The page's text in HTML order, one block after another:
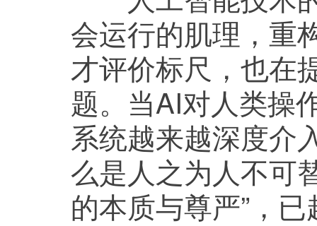
会运行的肌理，重
才评价标尺，也在
题。当AI对人类操
系统越来越深度介
么是人之为人不可
的本质与尊严”，